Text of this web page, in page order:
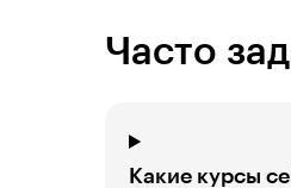
Часто
Какие курсы